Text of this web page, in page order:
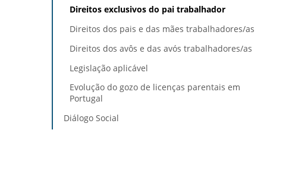
Direitos exclusivos do pai trabalhador
Direitos dos pais e das mães trabalhadores/as
Direitos dos avôs e das avós trabalhadores/as
Legislação aplicável
Evolução do gozo de licenças parentais em
Portugal
Diálogo Social